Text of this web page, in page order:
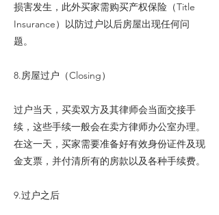
损害发生，此外买家需购买产权保险（Title
Insurance）以防过户以后房屋出现任何问
题。
8.房屋过户（Closing）
过户当天，买卖双方及其律师会当面交接手
续，这些手续一般会在卖方律师办公室办理。
在这一天，买家需要准备好有效身份证件及现
金支票，并付清所有的房款以及各种手续费。
9.过户之后